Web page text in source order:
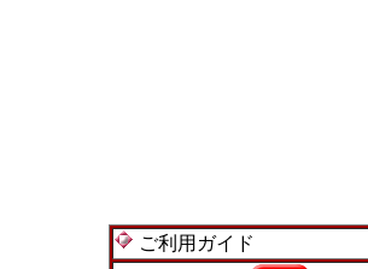
ご利用ガイド